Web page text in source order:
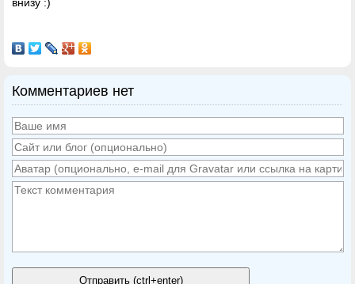
Комментариев нет
Отправить (ctrl+enter)